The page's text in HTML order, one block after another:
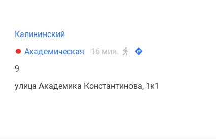
Калининский
Академическая
16 мин.
9
улица Академика Константинова, 1к1